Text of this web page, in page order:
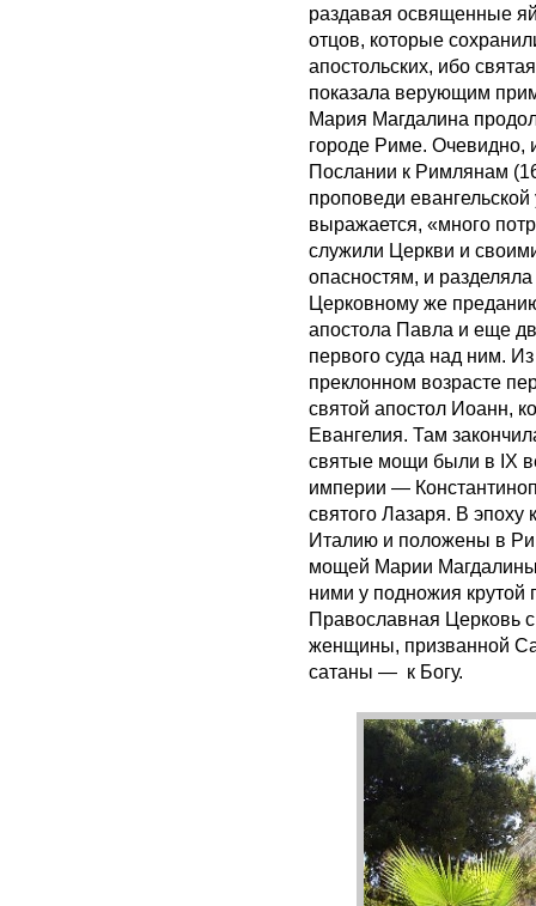
раздавая освященные
отцов, которые
апостольских, ибо
показала верующим
Мария Магдалина
городе Риме. Очевидно,
Послании к Римлянам
проповеди
выражается, «много
служили Церкви и
опасностям, и
Церковному же
апостола Павла и еще
первого суда над ним.
преклонном возрасте
святой апостол Иоанн,
Евангелия. Там
святые мощи были в IХ
империи —
святого Лазаря. В
Италию и положены в
мощей Марии Магдалины
ними у подножия крутой
Православная Церковь
женщины, призванной
сатаны — к Богу.